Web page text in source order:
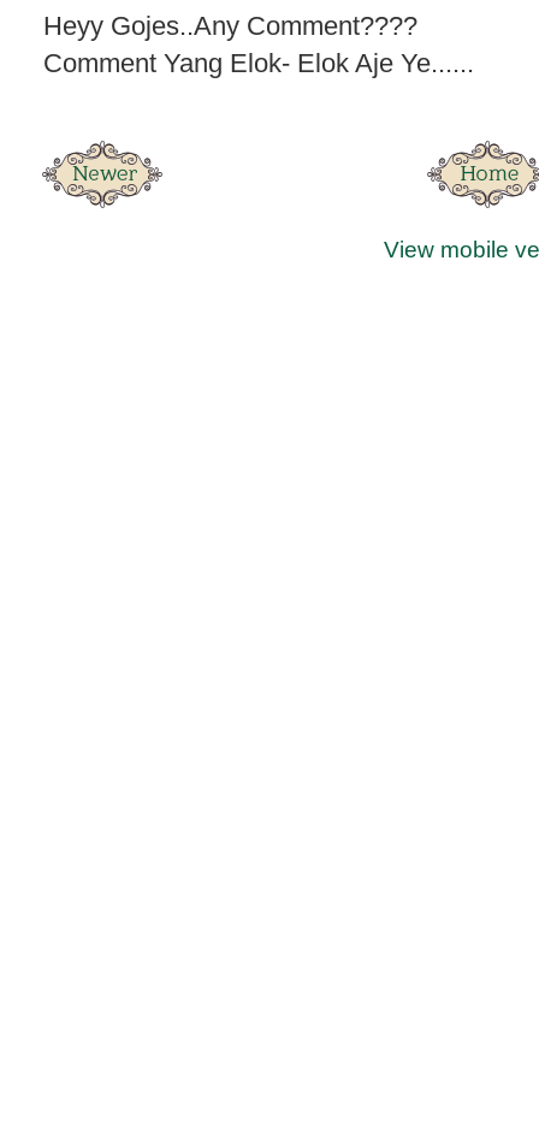
Heyy Gojes..Any Comment????
Comment Yang Elok- Elok Aje Ye......
View mobile